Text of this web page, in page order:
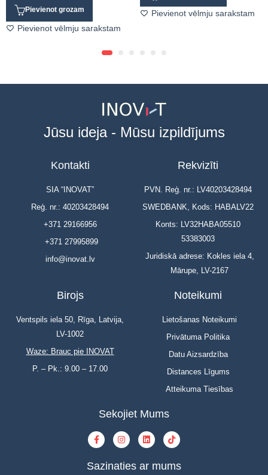
Pievienot grozam
Pievienot vēlmju sarakstam
Pievienot vēlmju sarakstam
Jūsu ideja - Mūsu izpildījums
Kontakti
SIA “INOVAT”
Reģ. nr.: 40203428494
+371 29166956
+371 27995899
info@inovat.lv
Rekvizīti
PVN. Reģ. nr.: LV40203428494
SWEDBANK, Kods: HABALV22
Konts: LV32HABA05510
53383003
Juridiskā adrese: Kokles iela 4,
Mārupe, LV-2167
Birojs
Ventspils iela 50, Rīga, Latvija,
LV-1002
Waze: Brauc pie INOVAT
P. – Pk.: 9.00 – 17.00
Noteikumi
Lietošanas Noteikumi
Privātuma Politika
Datu Aizsardzība
Distances Līgums
Atteikuma Tiesības
Sekojiet Mums
Sazinaties ar mums